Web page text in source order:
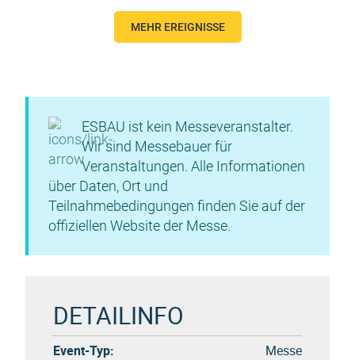
MEHR EREIGNISSE
ESBAU ist kein Messeveranstalter.
Wir sind Messebauer für
Veranstaltungen. Alle Informationen
über Daten, Ort und
Teilnahmebedingungen finden Sie auf der
offiziellen Website der Messe.
DETAILINFO
Event-Typ:
Messe